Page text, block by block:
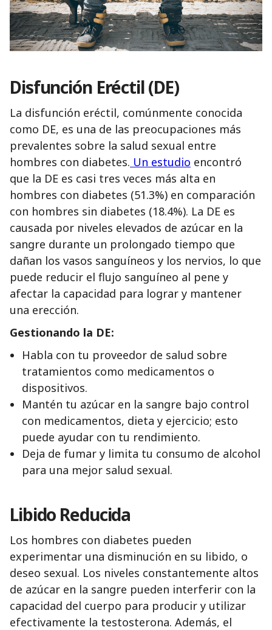
Disfunción Eréctil (DE)
La disfunción eréctil, comúnmente conocida
como DE, es una de las preocupaciones más
prevalentes sobre la salud sexual entre
hombres con diabetes. Un estudio encontró
que la DE es casi tres veces más alta en
hombres con diabetes (51.3%) en comparación
con hombres sin diabetes (18.4%). La DE es
causada por niveles elevados de azúcar en la
sangre durante un prolongado tiempo que
dañan los vasos sanguíneos y los nervios, lo que
puede reducir el flujo sanguíneo al pene y
afectar la capacidad para lograr y mantener
una erección.
Gestionando la DE:
Habla con tu proveedor de salud sobre
tratamientos como medicamentos o
dispositivos.
Mantén tu azúcar en la sangre bajo control
con medicamentos, dieta y ejercicio; esto
puede ayudar con tu rendimiento.
Deja de fumar y limita tu consumo de alcohol
para una mejor salud sexual.
Libido Reducida
Los hombres con diabetes pueden
experimentar una disminución en su libido, o
deseo sexual. Los niveles constantemente altos
de azúcar en la sangre pueden interferir con la
capacidad del cuerpo para producir y utilizar
efectivamente la testosterona. Además, el